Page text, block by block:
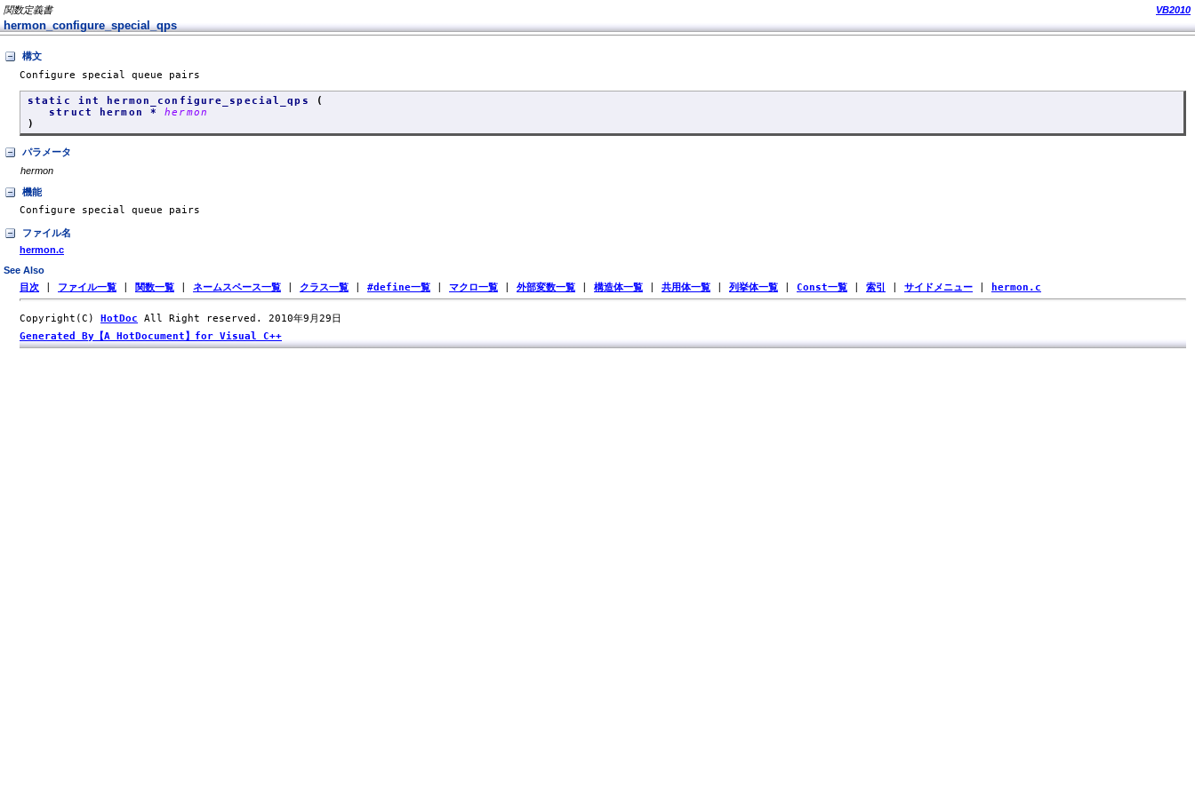
関数定義書 VB2010
hermon_configure_special_qps
構文
Configure special queue pairs
static int hermon_configure_special_qps
(
struct hermon *hermon
)
パラメータ
hermon
機能
Configure special queue pairs
ファイル名
hermon.c
See Also
目次 ファイル一覧 関数一覧 ネームスペース一覧 クラス一覧 #define一覧 マクロ一覧 外部変数一覧 構造体一覧 共用体一覧 列挙体一覧 Const一覧 索引 サイドメニュー hermon.c
Copyright(C) HotDoc All Right reserved. 2010年9月29日
Generated By【A HotDocument】for Visual C++